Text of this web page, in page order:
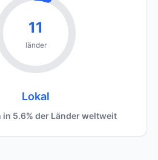
11
länder
Lokal
in 5.6% der Länder weltweit